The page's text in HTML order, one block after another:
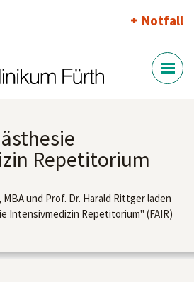
Notfall
Repetitorium
und Prof. Dr. Harald Rittger laden
Intensivmedizin Repetitorium" (FAIR)